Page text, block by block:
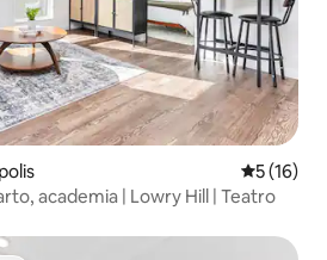
5 de uma
5 (16)
academia | Lowry Hill | Teatro